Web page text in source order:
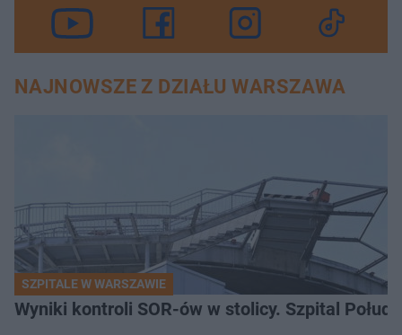
NAJNOWSZE Z DZIAŁU WARSZAWA
SZPITALE W WARSZAWIE
Wyniki kontroli SOR-ów w stolicy. Szpital